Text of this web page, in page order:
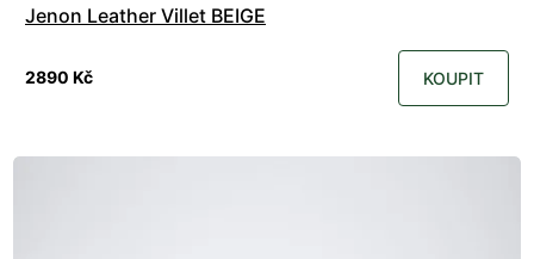
Jenon Leather Villet BEIGE
2890 Kč KOUPIT